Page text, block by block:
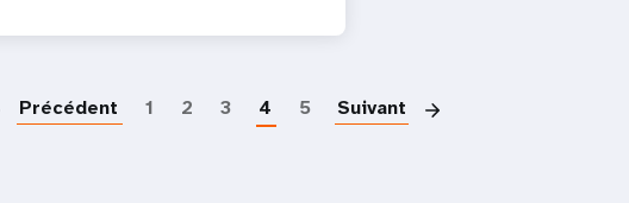
Précédent 1 2 3 4 5 Suivant